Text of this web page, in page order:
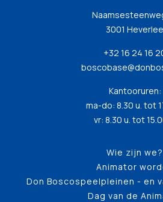
3001 Heverlee
+32 16 24 16
Kantooruren:
ma-do: 8.30 u. tot
vr: 8.30 u. tot
Wie zijn we?
Animator
Don Boscospeelpleinen - en
Dag van de